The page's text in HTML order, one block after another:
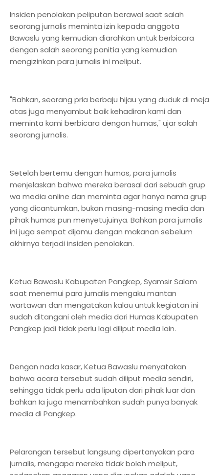
Insiden penolakan peliputan berawal saat salah
seorang jurnalis meminta izin kepada anggota
Bawaslu yang kemudian diarahkan untuk berbicara
dengan salah seorang panitia yang kemudian
mengizinkan para jurnalis ini meliput.
"Bahkan, seorang pria berbaju hijau yang duduk di meja
atas juga menyambut baik kehadiran kami dan
meminta kami berbicara dengan humas," ujar salah
seorang jurnalis.
Setelah bertemu dengan humas, para jurnalis
menjelaskan bahwa mereka berasal dari sebuah grup
wa media online dan meminta agar hanya nama grup
yang dicantumkan, bukan masing-masing media dan
pihak humas pun menyetujuinya. Bahkan para jurnalis
ini juga sempat dijamu dengan makanan sebelum
akhirnya terjadi insiden penolakan.
Ketua Bawaslu Kabupaten Pangkep, Syamsir Salam
saat menemui para jurnalis mengaku mantan
wartawan dan mengatakan kalau untuk kegiatan ini
sudah ditangani oleh media dari Humas Kabupaten
Pangkep jadi tidak perlu lagi diliput media lain.
Dengan nada kasar, Ketua Bawaslu menyatakan
bahwa acara tersebut sudah diliput media sendiri,
sehingga tidak perlu ada liputan dari pihak luar dan
bahkan Ia juga menambahkan sudah punya banyak
media di Pangkep.
Pelarangan tersebut langsung dipertanyakan para
jurnalis, mengapa mereka tidak boleh meliput,